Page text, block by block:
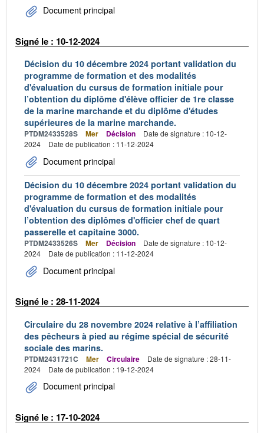
Document principal
Signé le : 10-12-2024
Décision du 10 décembre 2024 portant validation du
programme de formation et des modalités
d'évaluation du cursus de formation initiale pour
l’obtention du diplôme d'élève officier de 1re classe
de la marine marchande et du diplôme d'études
supérieures de la marine marchande.
PTDM2433528S Mer Décision
Date de signature : 10-12-
2024
Date de publication : 11-12-2024
Document principal
Décision du 10 décembre 2024 portant validation du
programme de formation et des modalités
d'évaluation du cursus de formation initiale pour
l’obtention des diplômes d'officier chef de quart
passerelle et capitaine 3000.
PTDM2433526S Mer Décision
Date de signature : 10-12-
2024
Date de publication : 11-12-2024
Document principal
Signé le : 28-11-2024
Circulaire du 28 novembre 2024 relative à l’affiliation
des pêcheurs à pied au régime spécial de sécurité
sociale des marins.
PTDM2431721C Mer Circulaire
Date de signature : 28-11-
2024
Date de publication : 19-12-2024
Document principal
Signé le : 17-10-2024